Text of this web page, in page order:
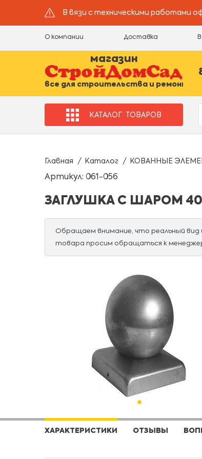
В вязи с техническими работами
О компании Доставка
магазин
все для строительства и ремонта
КАТАЛОГ ТОВАРОВ
Главная Каталог КОВАННЫЕ
Артикул: 061-056
ЗАГЛУШКА С ШАРОМ
Обращаем внимание, что реальный
товара просим обращаться к
ХАРАКТЕРИСТИКИ ОТЗЫВЫ